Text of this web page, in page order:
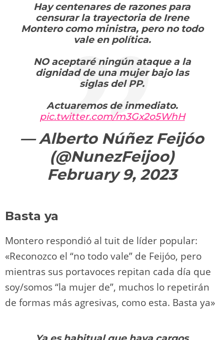
Hay centenares de razones para
censurar la trayectoria de Irene
Montero como ministra, pero no todo
vale en política.
NO aceptaré ningún ataque a la
dignidad de una mujer bajo las
siglas del PP.
Actuaremos de inmediato.
pic.twitter.com/m3Gx2o5WhH
— Alberto Núñez Feijóo
(@NunezFeijoo)
February 9, 2023
Basta ya
Montero respondió al tuit de líder popular:
«Reconozco el “no todo vale” de Feijóo, pero
mientras sus portavoces repitan cada día que
soy/somos “la mujer de”, muchos lo repetirán
de formas más agresivas, como esta. Basta ya»